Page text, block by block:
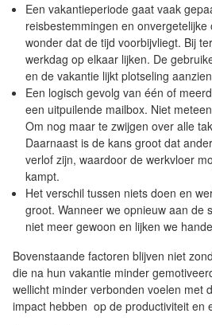
Een vakantieperiode gaat vaak
reisbestemmingen en
wonder dat de tijd voorbijvliegt. Bij
werkdag op elkaar lijken. De
en de vakantie lijkt plotseling
Een logisch gevolg van één of
een uitpuilende mailbox. Niet
Om nog maar te zwijgen over alle
Daarnaast is de kans groot dat
verlof zijn, waardoor de werkvloer
kampt.
Het verschil tussen niets doen en
groot. Wanneer we opnieuw aan de
niet meer gewoon en lijken we
Bovenstaande factoren blijven niet
die na hun vakantie minder
wellicht minder verbonden voelen met
impact hebben op de productiviteit en